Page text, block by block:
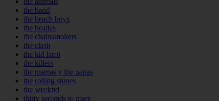
the band
the beach boys
the beatles
the chainsmokers
the clash
the kid laroi
the killers
the mamas y the papas
the rolling stones
the weeknd
thirty seconds to mars